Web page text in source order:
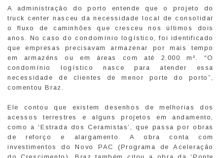
A administração do porto entende que o projeto do
truck center nasceu da necessidade local de consolidar
o fluxo de caminhões que cresceu nos últimos dois
anos. No caso do condomínio logístico, foi identificado
que empresas precisavam armazenar por mais tempo
em armazéns ou em áreas com até 2.000 m². “O
condomínio logístico nasce para atender essa
necessidade de clientes de menor porte do porto”,
comentou Braz.
Ele contou que existem desenhos de melhorias dos
acessos terrestres e alguns projetos em andamento,
como a ‘Estrada dos Ceramistas’, que passa por obras
de reforço e alargamento. A obra conta com
investimentos do Novo PAC (Programa de Aceleração